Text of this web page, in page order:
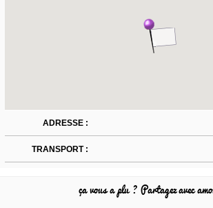
ADRESSE :
TRANSPORT :
ça vous a plu ? Partagez avec